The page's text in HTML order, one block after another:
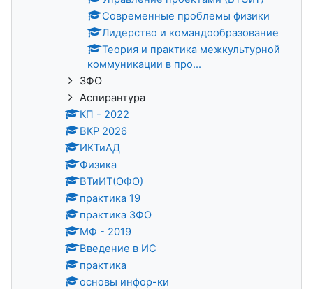
Современные проблемы физики
Лидерство и командообразование
Теория и практика межкультурной
коммуникации в про...
ЗФО
Аспирантура
КП - 2022
ВКР 2026
ИКТиАД
Физика
ВТиИТ(ОФО)
практика 19
практика ЗФО
МФ - 2019
Введение в ИС
практика
основы инфор-ки